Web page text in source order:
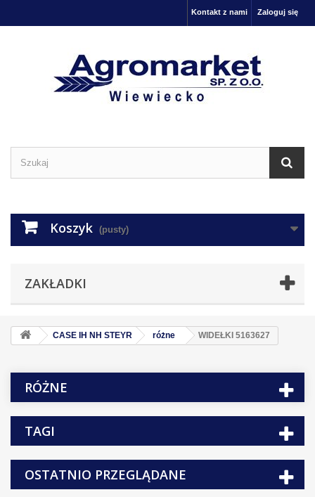
Zaloguj się
Kontakt z nami
Koszyk (pusty)
ZAKŁADKI
CASE IH NH STEYR różne WIDEŁKI 5163627
RÓŻNE
TAGI
OSTATNIO PRZEGLĄDANE